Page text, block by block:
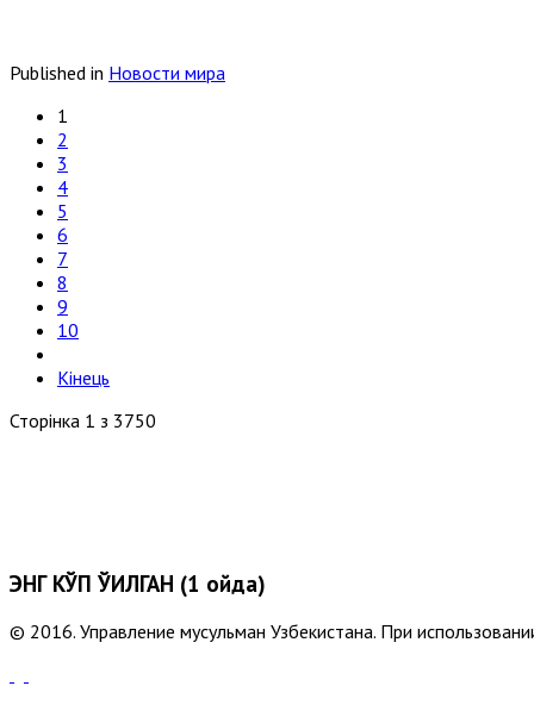
Published in Новости мира
1
2
3
4
5
6
7
8
9
10
Кінець
Сторінка 1 з 3750
ЭНГ КЎП ЎҚИЛГАН (1 ойда)
© 2016. Управление мусульман Узбекистана. При